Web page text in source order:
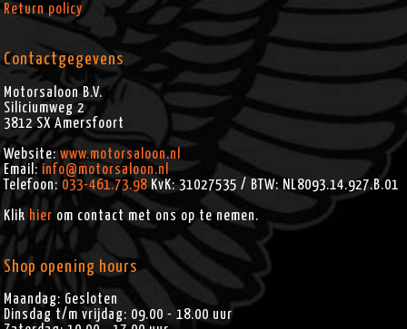
Return policy
Contactgegevens
Motorsaloon B.V.
Siliciumweg 2
3812 SX Amersfoort
Website:www.motorsaloon.nl
Email: info@motorsaloon.nl
Telefoon: 033-461.73.98 KvK: 31027535 / BTW: NL8093.14.927.B.01
Klik hier om contact met ons op te nemen.
Shop opening hours
Maandag: Gesloten
Dinsdag t/m vrijdag: 09.00 - 18.00 uur